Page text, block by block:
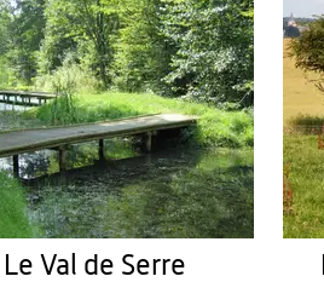
Le Val de Serre